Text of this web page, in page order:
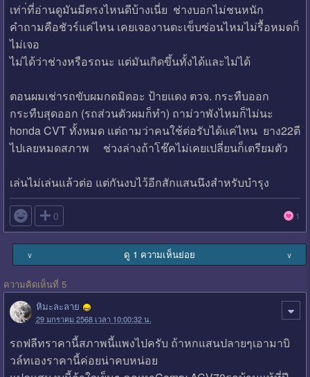
เท่า่ที่อ่านดูมันมีตรงไหนดีบ้างเนี่ย ช่างบอกไม่ชนหนัก
คำถามคือชัวร์แค่ไหน เคยเจองานตะเข็บซ่อนไหมไม่รื้อหมดก็
ไม่เจอ
ไม่ได้ว่าช่างหรือรถนะ แต่มันเกิดขึ้นทั้งได้และไม่ได้
ตอนผมเช่ารถขับผมกดมิดอะ ป้ายแดง ตวจ. กระทืบออก
กระทืบสุดออก (รถส่วนตัวผมก็ทำ) ถาม่วาพังไหมก็ไม่นะ
honda CVT ทั้งหมด แต่ถามว่าคนใช้ต่อรับได้แค่ไหน ยาง22ตี
ไปเลยหมดสภาพ ช่วงล่างถ้าโช๊คไม่เคยเปลี่ยนก็เตรียมตัว
เล่นไม่เล่นแล้วต่อ แต่กันงบไว้อีกสักแสนนึงสำหรับบำรุง
 0 1
∨ ดู 1 ความเห็นย่อย ∨
ความคิดเห็นที่ 5
หิมะละลาย
29 มกราคม 2568 เวลา 10:00:32 น.
รถฟลีทราคานี้สภาพนี้แพงไปครับ ถ้าหกแสนปลายๆเอามาบิ
วล์ทเองราคานี้ค่อยน่าคบหน่อย